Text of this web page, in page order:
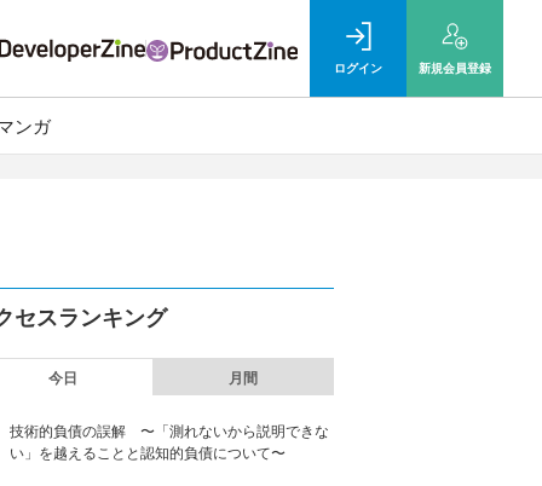
ログイン 新規会員登録
ンガ
セスランキング
今日 月間
技術的負債の誤解 〜「測れないから説明できな
い」を越えることと認知的負債について〜